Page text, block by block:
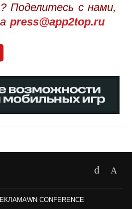
Поделитесь с нами,
press@app2top.ru
WN CONFERENCE